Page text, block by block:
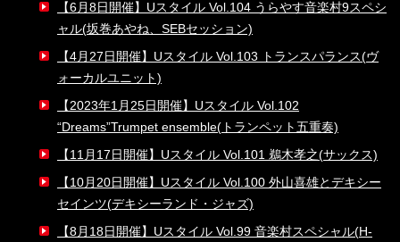
【6月8日開催】Uスタイル Vol.104 うらやす音楽村9スペシ
ャル(坂巻あやね、SEBセッション)
【4月27日開催】Uスタイル Vol.103 トランスパランス(ヴ
ォーカルユニット)
【2023年1月25日開催】Uスタイル Vol.102
“Dreams”Trumpet ensemble(トランペット五重奏)
【11月17日開催】Uスタイル Vol.101 鵜木孝之(サックス)
【10月20日開催】Uスタイル Vol.100 外山喜雄とデキシー
セインツ(デキシーランド・ジャズ)
【8月18日開催】Uスタイル Vol.99 音楽村スペシャル(H-